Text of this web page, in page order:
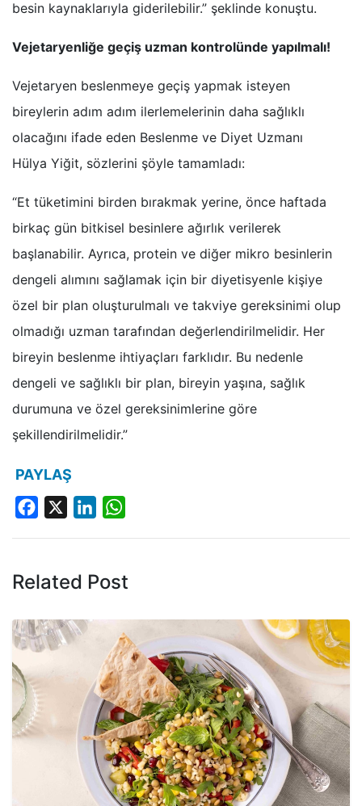
besin kaynaklarıyla giderilebilir.” şeklinde konuştu.
Vejetaryenliğe geçiş uzman kontrolünde yapılmalı!
Vejetaryen beslenmeye geçiş yapmak isteyen
bireylerin adım adım ilerlemelerinin daha sağlıklı
olacağını ifade eden Beslenme ve Diyet Uzmanı
Hülya Yiğit, sözlerini şöyle tamamladı:
“Et tüketimini birden bırakmak yerine, önce haftada
birkaç gün bitkisel besinlere ağırlık verilerek
başlanabilir. Ayrıca, protein ve diğer mikro besinlerin
dengeli alımını sağlamak için bir diyetisyenle kişiye
özel bir plan oluşturulmalı ve takviye gereksinimi olup
olmadığı uzman tarafından değerlendirilmelidir. Her
bireyin beslenme ihtiyaçları farklıdır. Bu nedenle
dengeli ve sağlıklı bir plan, bireyin yaşına, sağlık
durumuna ve özel gereksinimlerine göre
şekillendirilmelidir.”
PAYLAŞ
Facebook LinkedIn
Related Post